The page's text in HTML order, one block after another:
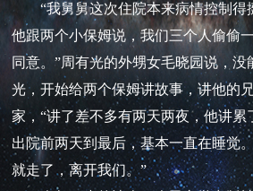
“我舅舅这次住院本来病情控制得挺
他跟两个小保姆说，我们三个人偷偷
同意。”周有光的外甥女毛晓园说，没
光，开始给两个保姆讲故事，讲他的
家，“讲了差不多有两天两夜，他讲累
出院前两天到最后，基本一直在睡觉
就走了，离开我们。”